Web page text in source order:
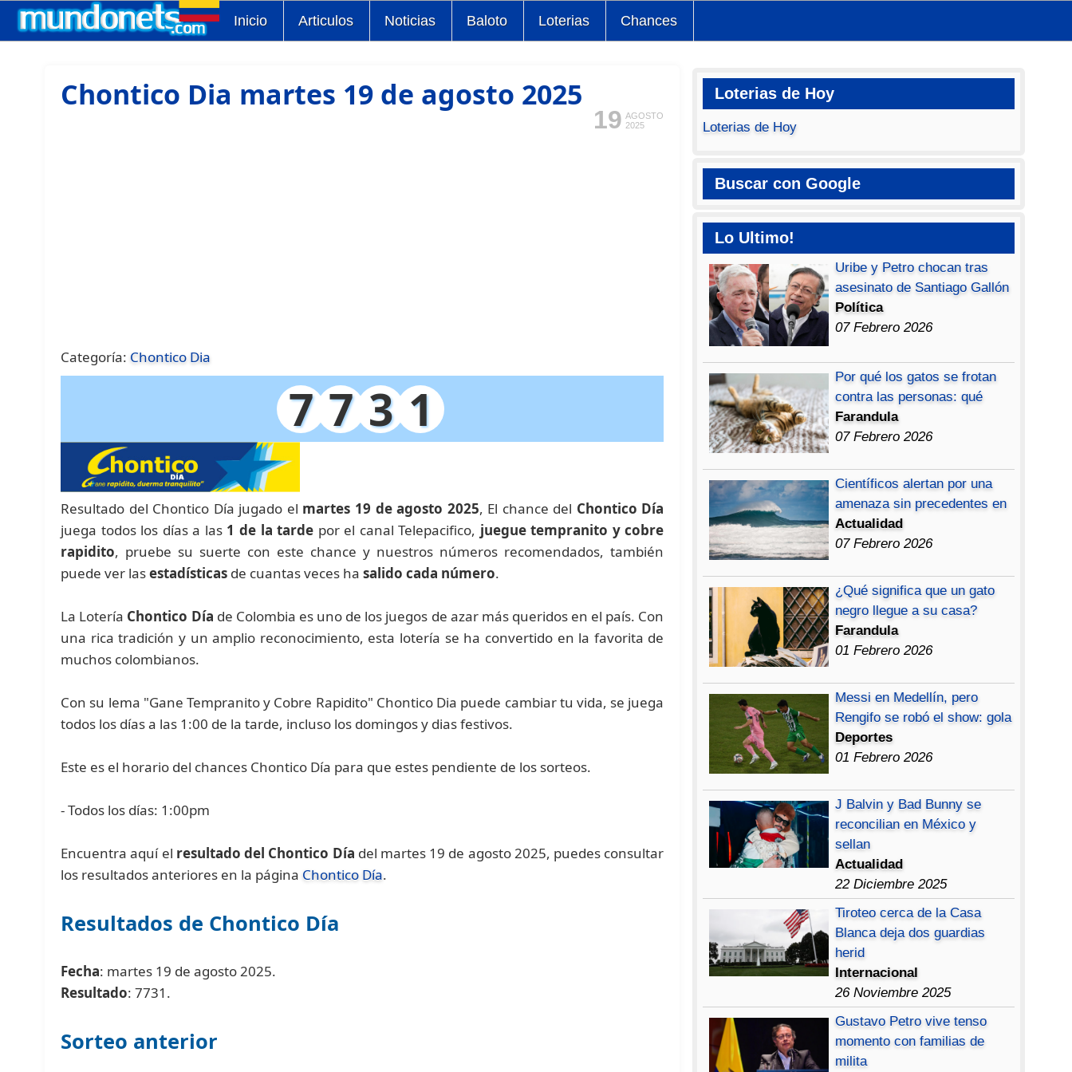
Inicio Articulos Noticias Baloto Loterias Chances
Chontico Dia martes 19 de agosto 2025
19 AGOSTO
2025
Categoría: Chontico Dia
7 7 3 1
Resultado del Chontico Día jugado el martes 19 de agosto 2025, El chance del Chontico Día
juega todos los días a las 1 de la tarde por el canal Telepacifico, juegue tempranito y cobre
rapidito, pruebe su suerte con este chance y nuestros números recomendados, también
puede ver lasestadísticas de cuantas veces hasalido cada número.
La Lotería Chontico Día de Colombia es uno de los juegos de azar más queridos en el país. Con
una rica tradición y un amplio reconocimiento, esta lotería se ha convertido en la favorita de
muchos colombianos.
Con su lema "Gane Tempranito y Cobre Rapidito" Chontico Dia puede cambiar tu vida, se juega
todos los días a las 1:00 de la tarde, incluso los domingos y dias festivos.
Este es el horario del chances Chontico Día para que estes pendiente de los sorteos.
- Todos los días: 1:00pm
Encuentra aquí el resultado del Chontico Día del martes 19 de agosto 2025, puedes consultar
los resultados anteriores en la página Chontico Día.
Resultados de Chontico Día
Fecha: martes 19 de agosto 2025.
Resultado: 7731.
Sorteo anterior
Loterias de Hoy
Loterias de Hoy
Buscar con Google
Lo Ultimo!
Uribe y Petro chocan tras
asesinato de Santiago Gallón
Política
07 Febrero 2026
Por qué los gatos se frotan
contra las personas: qué
Farandula
07 Febrero 2026
Científicos alertan por una
amenaza sin precedentes en
Actualidad
07 Febrero 2026
¿Qué significa que un gato
negro llegue a su casa?
Farandula
01 Febrero 2026
Messi en Medellín, pero
Rengifo se robó el show: gola
Deportes
01 Febrero 2026
J Balvin y Bad Bunny se
reconcilian en México y
sellan
Actualidad
22 Diciembre 2025
Tiroteo cerca de la Casa
Blanca deja dos guardias
herid
Internacional
26 Noviembre 2025
Gustavo Petro vive tenso
momento con familias de
milita